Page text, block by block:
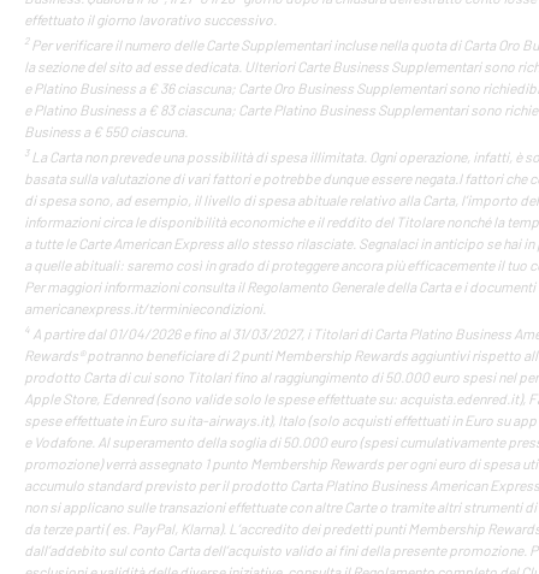
effettuato il giorno lavorativo successivo.
2Per verificare il numero delle Carte Supplementari incluse nella quota di Carta Oro
la sezione del sito ad esse dedicata. Ulteriori Carte Business Supplementari sono
e Platino Business a € 36 ciascuna; Carte Oro Business Supplementari sono
e Platino Business a € 83 ciascuna; Carte Platino Business Supplementari sono
Business a € 550 ciascuna.
3 La Carta non prevede una possibilità di spesa illimitata. Ogni operazione, infatti, è
basata sulla valutazione di vari fattori e potrebbe dunque essere negata.I fattori che
di spesa sono, ad esempio, il livello di spesa abituale relativo alla Carta, l’importo
informazioni circa le disponibilità economiche e il reddito del Titolare nonché la
a tutte le Carte American Express allo stesso rilasciate. Segnalaci in anticipo se hai
a quelle abituali: saremo così in grado di proteggere ancora più efficacemente il tuo
Per maggiori informazioni consulta il Regolamento Generale della Carta e i
americanexpress.it/terminiecondizioni.
4 A partire dal 01/04/2026 e fino al 31/03/2027, i Titolari di Carta Platino Business
Rewards® potranno beneficiare di 2 punti Membership Rewards aggiuntivi rispetto
prodotto Carta di cui sono Titolari fino al raggiungimento di 50.000 euro spesi nel
Apple Store, Edenred (sono valide solo le spese effettuate su: acquista.edenred.it),
spese effettuate in Euro su ita-airways.it), Italo (solo acquisti effettuati in Euro su
e Vodafone. Al superamento della soglia di 50.000 euro (spesi cumulativamente
promozione) verrà assegnato 1 punto Membership Rewards per ogni euro di spesa
accumulo standard previsto per il prodotto Carta Platino Business American
non si applicano sulle transazioni effettuate con altre Carte o tramite altri strumenti
da terze parti ( es. PayPal, Klarna). L’accredito dei predetti punti Membership
dall’addebito sul conto Carta dell’acquisto valido ai fini della presente promozione.